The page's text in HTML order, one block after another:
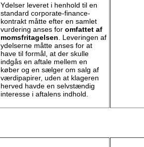
Ydelser leveret i henhold til en
standard corporate-finance-
kontrakt måtte efter en samlet
vurdering anses for omfattet af
momsfritagelsen. Leveringen af
ydelserne måtte anses for at
have til formål, at der skulle
indgås en aftale mellem en
køber og en sælger om salg af
værdipapirer, uden at klageren
herved havde en selvstændig
interesse i aftalens indhold.